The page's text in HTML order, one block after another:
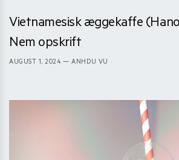
Vietnamesisk æggekaffe
Nem opskrift
AUGUST 1, 2024 — ANHDU VU